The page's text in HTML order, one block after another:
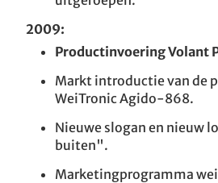
2009:
Productinvoering Volant
Markt introductie van de
WeiTronic Agido-868.
Nieuwe slogan en nieuw
buiten".
Marketingprogramma